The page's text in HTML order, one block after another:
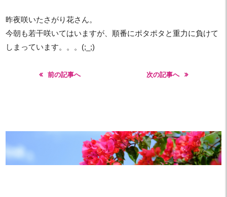
昨夜咲いたさがり花さん。
今朝も若干咲いてはいますが、順番にポタポタと重力に負けて
しまっています。。。(;_;)
前の記事へ 次の記事へ